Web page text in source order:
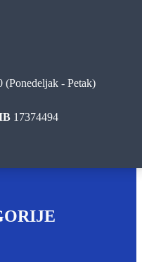
(Ponedeljak - Petak)
17374494